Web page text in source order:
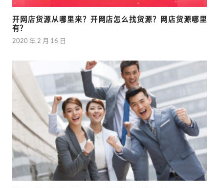
开网店货源从哪里来？开网店怎么找货源？网店货源哪里
有？
2020 年 2 月 16 日